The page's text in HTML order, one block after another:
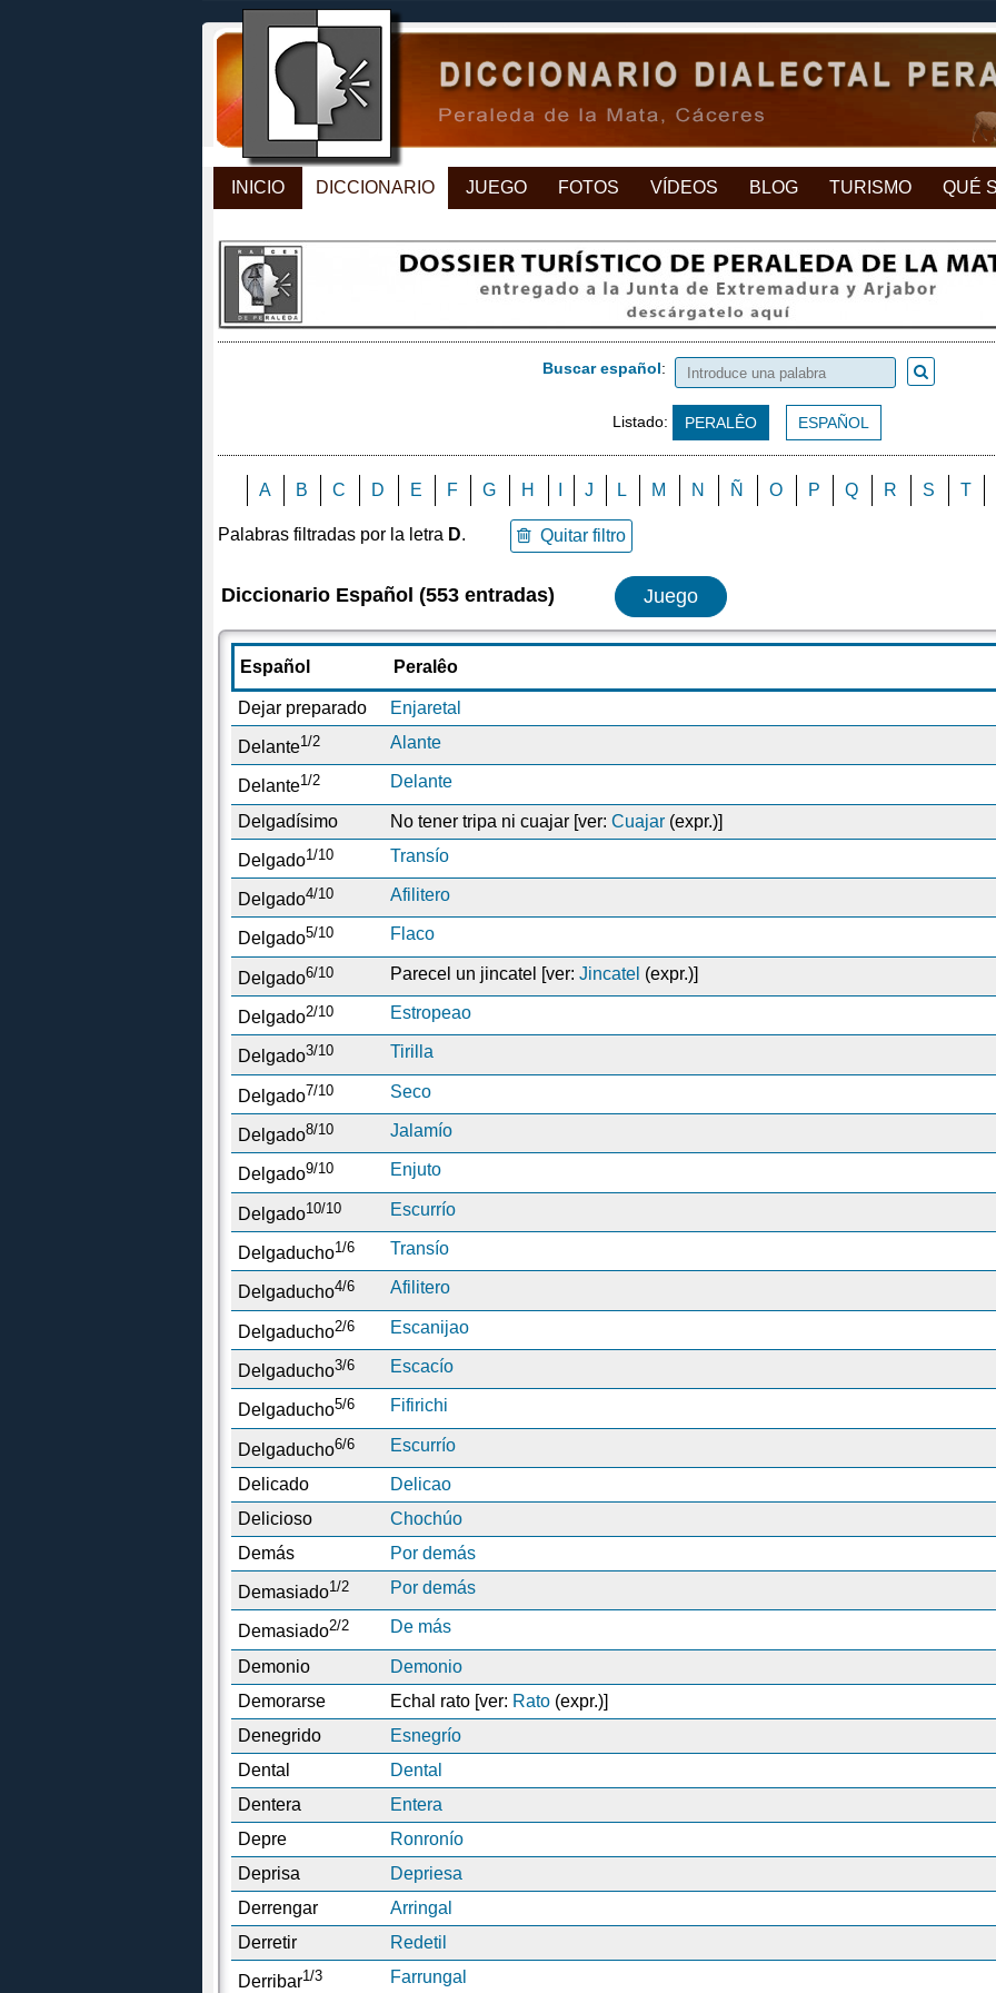
INICIO DICCIONARIO JUEGO FOTOS VÍDEOS BLOG TURISMO QUÉ
Buscar español:
Listado: PERALÊO ESPAÑOL
A B C D E F G H J L M N Ñ O P Q R S T
Palabras filtradas por la letra D. Quitar filtro
Diccionario Español (553 entradas) Juego
Español Peralêo
Dejar preparado Enjaretal
Delante1/2 Alante
Delante1/2 Delante
Delgadísimo No tener tripa ni cuajar [ver:Cuajar (expr.)]
Delgado1/10 Transío
Delgado4/10 Afilitero
Delgado5/10 Flaco
Delgado6/10 Parecel un jincatel [ver:Jincatel (expr.)]
Delgado2/10 Estropeao
Delgado3/10 Tirilla
Delgado7/10 Seco
Delgado8/10 Jalamío
Delgado9/10 Enjuto
Delgado10/10 Escurrío
Delgaducho1/6 Transío
Delgaducho4/6 Afilitero
Delgaducho2/6 Escanijao
Delgaducho3/6 Escacío
Delgaducho5/6 Fifirichi
Delgaducho6/6 Escurrío
Delicado
Delicao
Delicioso
Chochúo
Demás
Por demás
Demasiado1/2 Por demás
Demasiado2/2 De más
Demonio
Demonio
Demorarse
Echal rato [ver: Rato (expr.)]
Denegrido
Esnegrío
Dental
Dental
Dentera
Entera
Depre
Ronronío
Deprisa
Depriesa
Derrengar
Arringal
Derretir
Redetil
Derribar1/3 Farrungal